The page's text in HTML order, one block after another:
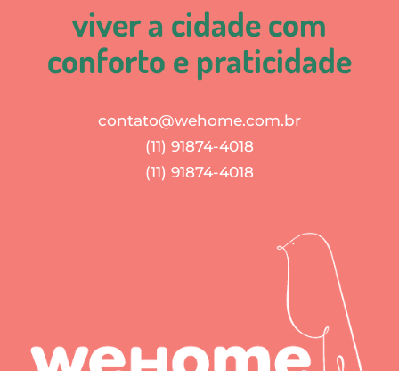
viver a cidade com
conforto e praticidade
contato@wehome.com.br
(11) 91874-4018
(11) 91874-4018